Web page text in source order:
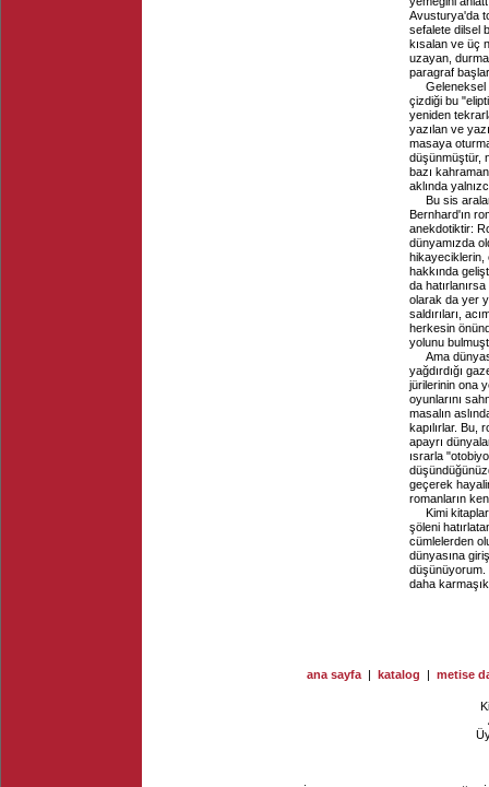
Avusturya'da
sefalete dilsel
kısalan ve üç
uzayan,
paragraf
Geleneksel
çizdiği bu
yeniden
yazılan ve
masaya
düşünmüştür,
bazı
aklında
Bu sis
Bernhard'ın
anekdotiktir:
dünyamızda
hikayeciklerin,
hakkında
da
olarak da yer
saldırıları,
herkesin
yolunu
Ama
yağdırdığı
jürilerinin ona
oyunlarını
masalın
kapılırlar. Bu,
apayrı
ısrarla
geçerek
romanların
Kimi
şöleni
cümlelerden
dünyasına
düşünüyorum.
daha
ana sayfa | katalog | metise